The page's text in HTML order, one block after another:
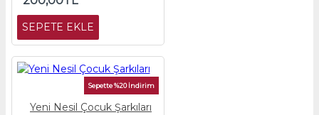
SEPETE EKLE
Sepette %20 İndirim
Yeni Nesil Çocuk Şarkıları